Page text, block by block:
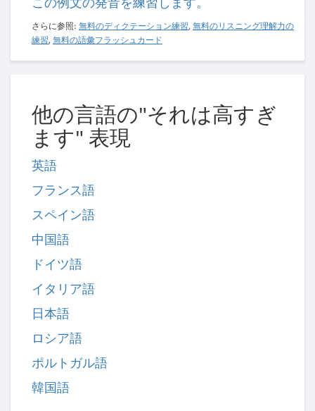
さらに参照: 無料のディクテーション練習, 無料のリスニング理解力の
練習, 無料の語彙フラッシュカード
他の言語の"それは高すぎ
ます" 表現
英語
フランス語
スペイン語
中国語
ドイツ語
イタリア語
日本語
ロシア語
ポルトガル語
韓国語